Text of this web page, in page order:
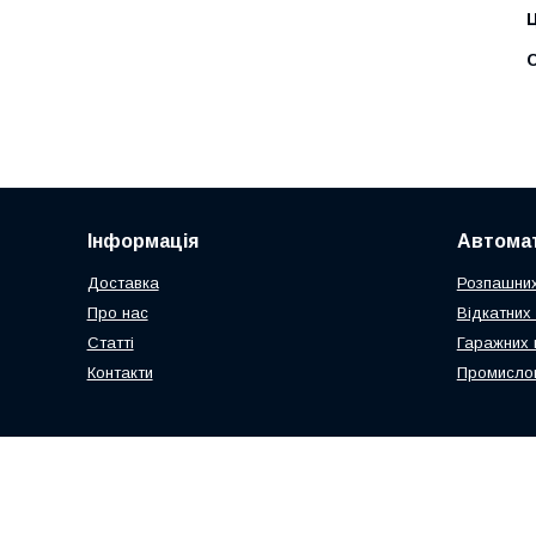
Інформація
Доставка
Про нас
Статті
Контакти
Відкатних
Гаражних